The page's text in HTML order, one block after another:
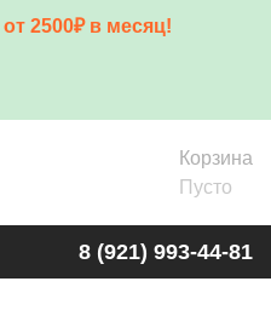
от 2500₽ в месяц!
Корзина
Пусто
8 (921) 993-44-81